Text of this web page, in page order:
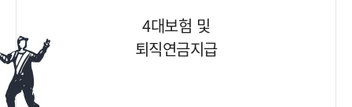
4대보험 및
퇴직연금지급